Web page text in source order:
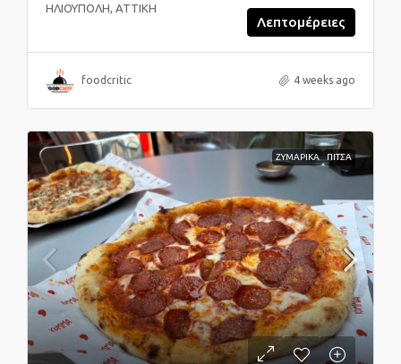
ΗΛΙΟΥΠΟΛΗ, ΑΤΤΙΚΗ
Λεπτομέρειες
foodcritic 4 weeks ago
ΖΥΜΑΡΙΚΑ ΠΙΤΣΑ